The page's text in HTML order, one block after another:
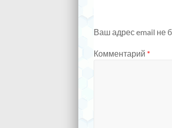
Ваш адрес email не
Комментарий *